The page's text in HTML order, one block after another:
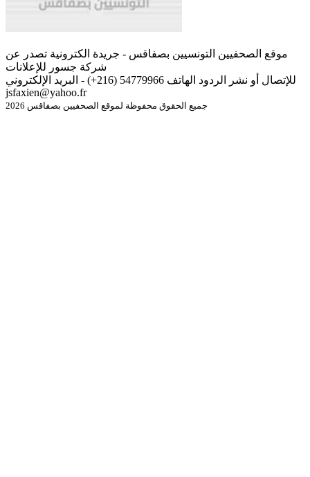
موقع الصحفيين التونسيين بصفاقس - جريدة الكترونية تصدر عن
شركة جسور للإعلانات
للإتصال أو نشر الردود الهاتف 54779966 (216+) - البريد الإلكتروني
jsfaxien@yahoo.fr
جميع الحقوق محفوظة لموقع الصحفيين بصفاقس 2026